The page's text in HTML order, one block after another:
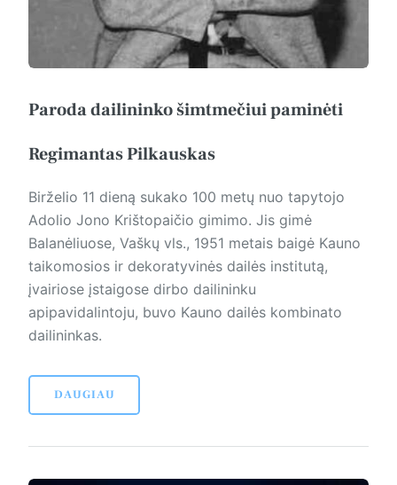
Paroda dailininko šimtmečiui paminėti
Regimantas Pilkauskas
Birželio 11 dieną sukako 100 metų nuo tapytojo
Adolio Jono Krišto­paičio gimimo. Jis gimė
Balanėliuose, Vaškų vls., 1951 metais baigė Kauno
taikomosios ir dekoratyvinės dailės institutą,
įvairiose įstaigose dirbo dailininku
apipavidalintoju, buvo Kauno dailės kombinato
dailininkas.
DAUGIAU